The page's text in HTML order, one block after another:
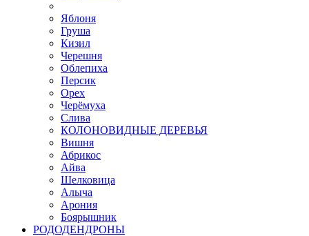
Яблоня
Груша
Кизил
Черешня
Облепиха
Персик
Орех
Черёмуха
Слива
КОЛОНОВИДНЫЕ ДЕРЕВЬЯ
Вишня
Абрикос
Айва
Шелковица
Алыча
Арония
Боярышник
РОДОДЕНДРОНЫ